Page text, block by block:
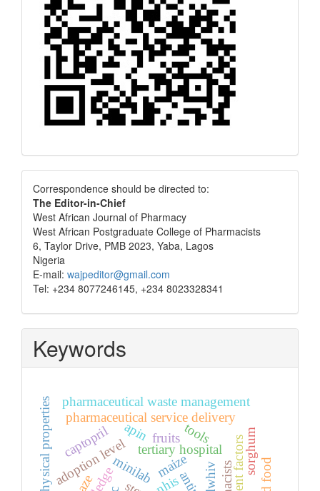
Correspondence
Correspondence should be directed to:
The Editor-in-Chief
West African Journal of Pharmacy
West African Postgraduate College of Pharmacists
6, Taylor Drive, PMB 2023, Yaba, Lagos
Nigeria
E-mail: wajpeditor@gmail.com
Tel: +234 8077246145, +234 8023328341
Keywords
tools
minilab
adoption level
pharmaceutical service delivery
tertiary hospital
pharmaceutical waste management
patient factors
apin
plwhiv
fruits
captopril
physical properties sorghum
maize
nhis